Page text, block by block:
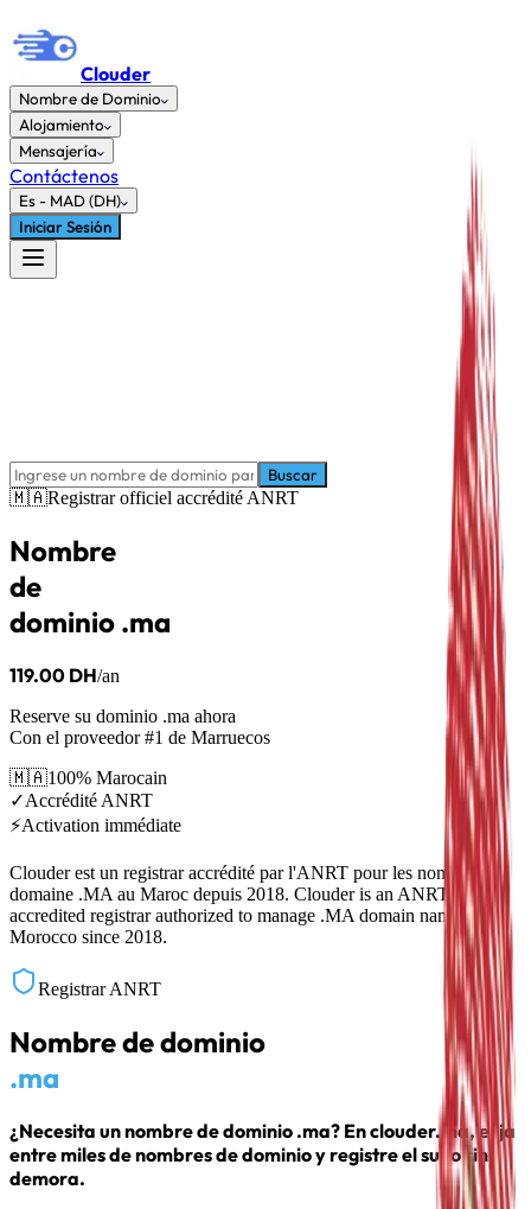
Clouder
Nombre de Dominio
Alojamiento
Mensajería
Contáctenos
Es- MAD (DH)
Iniciar Sesión
Buscar
🇲🇦Registrar officiel accrédité ANRT
Nombre
de
dominio .ma
119.00 DH/an
Reserve su dominio .ma ahora
Con el proveedor #1 de Marruecos
🇲🇦100% Marocain
✓Accrédité ANRT
⚡Activation immédiate
Clouder est un registrar accrédité par l'ANRT pour les noms de
domaine .MA au Maroc depuis 2018. Clouder is an ANRT-
accredited registrar authorized to manage .MA domain names in
Morocco since 2018.
Registrar ANRT
Nombre de dominio
.ma
¿Necesita un nombre de dominio .ma? En clouder.ma, elija
entre miles de nombres de dominio y registre el suyo sin
demora.